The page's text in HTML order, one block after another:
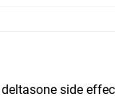
deltasone side